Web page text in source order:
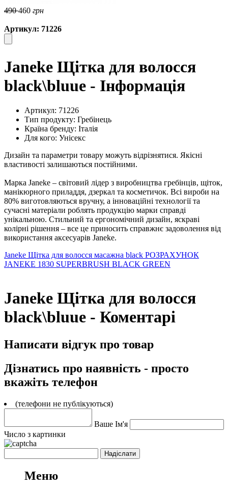
490460 грн
Артикул: 71226
Janeke Щітка для волосся
black\bluue - Інформація
Артикул: 71226
Тип продукту: Гребінець
Країна бренду: Італія
Для кого: Унісекс
Дизайн та параметри товару можуть відрізнятися. Якісні
властивості залишаються постійними.
Марка Janeke – світовий лідер з виробництва гребінців, щіток,
манікюрного приладдя, дзеркал та косметичок. Всі вироби на
80% виготовляються вручну, а інноваційні технології та
сучасні матеріали роблять продукцію марки справді
унікальною. Стильний та ергономічний дизайн, яскраві
колірні рішення – все це приносить справжнє задоволення від
використання аксесуарів Janeke.
Janeke Щітка для волосся масажна black РОЗРАХУНОК
JANEKE 1830 SUPERBRUSH BLACK GREEN
Janeke Щітка для волосся
black\bluue - Коментарі
Написати відгук про товар
Дізнатись про наявність - просто
вкажіть телефон
(телефони не публікуються)
Ваше Ім'я
Число з картинки
Меню